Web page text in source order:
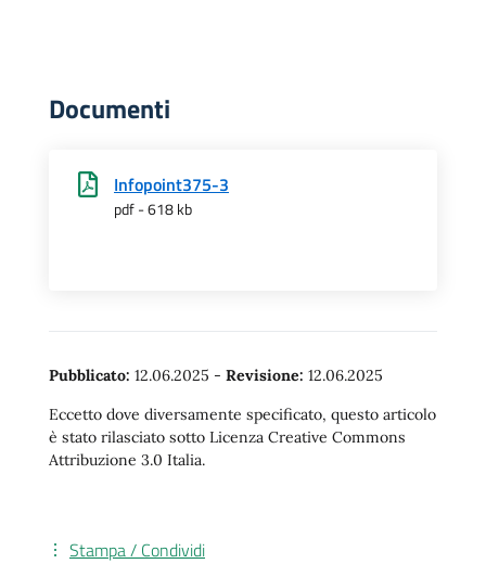
Documenti
Infopoint375-3
pdf - 618 kb
Pubblicato: 12.06.2025 - Revisione: 12.06.2025
Eccetto dove diversamente specificato, questo articolo
è stato rilasciato sotto Licenza Creative Commons
Attribuzione 3.0 Italia.
Stampa / Condividi